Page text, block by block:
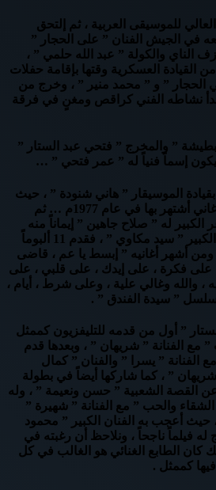
للموسيقى العربية ، ثم إلتحق
في الجيش الفنان ” على الحجار ”
الناي والكولة ” عبد الله حلمي ” ،
العسكرية وقتها بإقامة حفلات
الحجار ” و ” محمد منير ” ، وخرج من
نشاطه الفني كراقص ومغنٍ في فرقة
” والمخرج ” فتحي عبد الستار ”
إسماً فنياً له ” عمر فتحي ” …
الموسيقار ” هاني شنودة ” ، حيث
قدم مع الفرقة عدد من الأغاني أشتهر بها في عام 1977م … ثم
له ” صلاح جاهين ” إيماناً منه
بموهبته وكذلك الموسيقار الكبير ” سيد مكاوي ” ، فقدم 11 ألبوماً
ومن أشهر أغانيه ” إبسط يا عم ، قاضى
، على فكرة ، على إيدك ، على قلبي ، على
والله وغالي علية ، وعلى شرط ، أيام ،
” سيدة الفندق ” .
” أول من قدمه للتليفزيون كممثل
مع الفنانة ” شريهان ” ، وبعدها قدم
” يسرا ” والفنان ” كمال
” ، كما شاركها أيضاً في بطولة
القصة الشعبية ” حسن ونعيمة ” ، وله
والحب ” مع الفنانة ” شهيرة ”
حيث أعجب به الفنان الكبير ” محمود
له فيلماً ناجحاً ، ونلاحظ أن رغبته في
كان الطابع الغنائي هو الغالب في كل
كممثل .